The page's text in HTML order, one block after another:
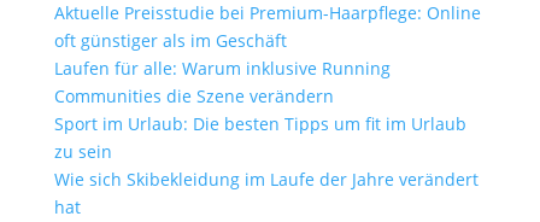
Aktuelle Preisstudie bei Premium-Haarpflege: Online
oft günstiger als im Geschäft
Laufen für alle: Warum inklusive Running
Communities die Szene verändern
Sport im Urlaub: Die besten Tipps um fit im Urlaub
zu sein
Wie sich Skibekleidung im Laufe der Jahre verändert
hat